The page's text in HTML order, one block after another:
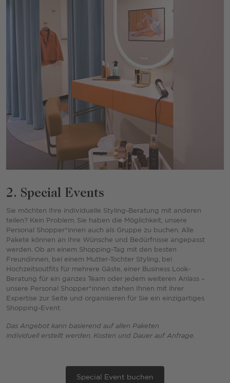
2. Special Events
Sie möchten Ihre individuelle Styling-Beratung mit anderen
teilen? Kein Problem. Sie haben die Möglichkeit, unsere
Personal Shopper*innen auch als Gruppe zu buchen. Alle
Pakete können an Ihre Wünsche und Bedürfnisse angepasst
werden. Ob an einem Shopping-Tag mit den besten
Freundinnen, bei einem Mutter-Tochter Styling, bei
Hochzeitsoutfits für mehrere Gäste, einer Business Look-
Beratung für ein ganzes Team oder jedem weiteren Anlass –
unsere Personal Shopper*innen stehen Ihnen mit ihrer
Expertise zur Seite und organisieren für Sie ein einzigartiges
Shopping-Event.
Das Angebot kann basierend auf allen Paketen
individuell erstellt werden. Kosten und Dauer auf Anfrage.
Special Event buchen